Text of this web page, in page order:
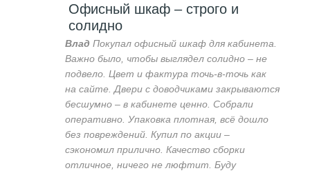
Офисный шкаф – строго и
солидно
Влад Покупал офисный шкаф для кабинета.
Важно было, чтобы выглядел солидно – не
подвело. Цвет и фактура точь-в-точь как
на сайте. Двери с доводчиками закрываются
бесшумно – в кабинете ценно. Собрали
оперативно. Упаковка плотная, всё дошло
без повреждений. Купил по акции –
сэкономил прилично. Качество сборки
отличное, ничего не люфтит. Буду